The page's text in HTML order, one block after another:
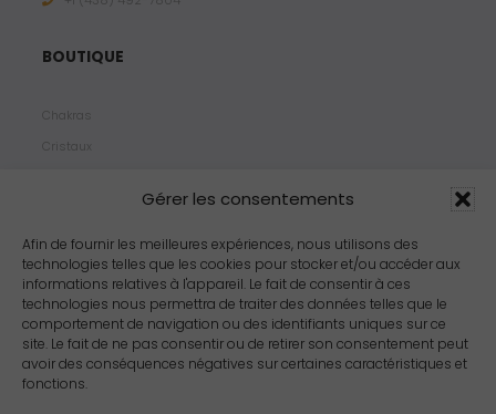
Gérer les consentements
Afin de fournir les meilleures expériences, nous utilisons des
technologies telles que les cookies pour stocker et/ou accéder aux
informations relatives à l'appareil. Le fait de consentir à ces
technologies nous permettra de traiter des données telles que le
comportement de navigation ou des identifiants uniques sur ce
site. Le fait de ne pas consentir ou de retirer son consentement peut
avoir des conséquences négatives sur certaines caractéristiques et
fonctions.
BOUTIQUE
Chakras
Cristaux
Propriétés
Arômes
Zodiacs